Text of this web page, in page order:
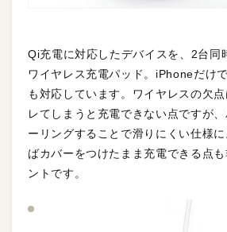
Qi充電に対応したデバイスを、2台同
ワイヤレス充電パッド。iPhoneだけ
も対応しています。ワイヤレスの欠
レてしまうと充電できない点ですが
ーリングすることで滑りにくい仕様
ばカバーをつけたまま充電できる点
ントです。